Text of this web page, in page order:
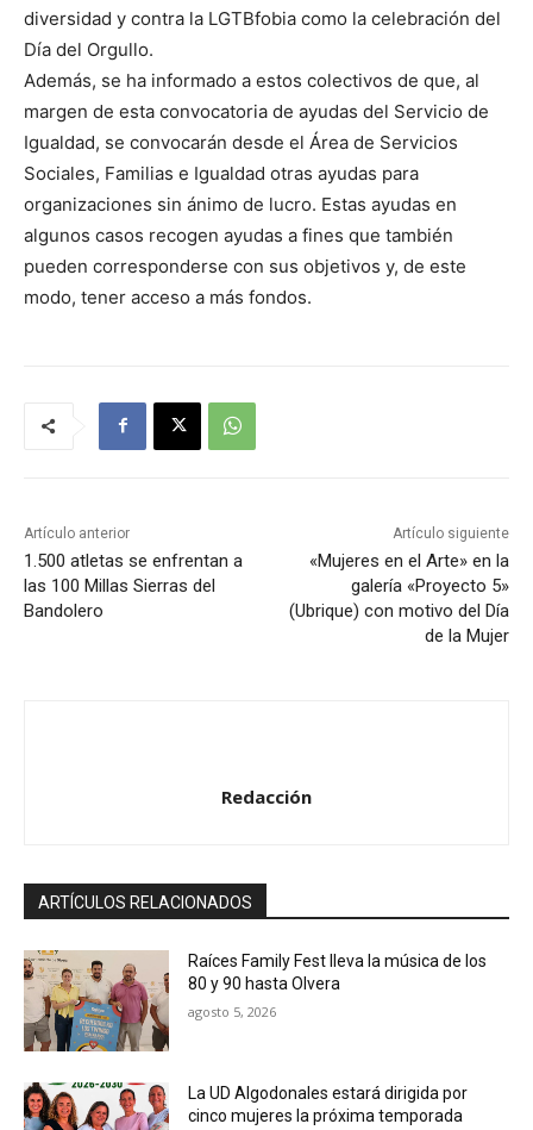
diversidad y contra la LGTBfobia como la celebración del
Día del Orgullo.
Además, se ha informado a estos colectivos de que, al
margen de esta convocatoria de ayudas del Servicio de
Igualdad, se convocarán desde el Área de Servicios
Sociales, Familias e Igualdad otras ayudas para
organizaciones sin ánimo de lucro. Estas ayudas en
algunos casos recogen ayudas a fines que también
pueden corresponderse con sus objetivos y, de este
modo, tener acceso a más fondos.
Artículo anterior
1.500 atletas se enfrentan a
las 100 Millas Sierras del
Bandolero
Artículo siguiente
«Mujeres en el Arte» en la
galería «Proyecto 5»
(Ubrique) con motivo del Día
de la Mujer
Redacción
ARTÍCULOS RELACIONADOS
Raíces Family Fest lleva la música de los
80 y 90 hasta Olvera
agosto 5, 2026
La UD Algodonales estará dirigida por
cinco mujeres la próxima temporada